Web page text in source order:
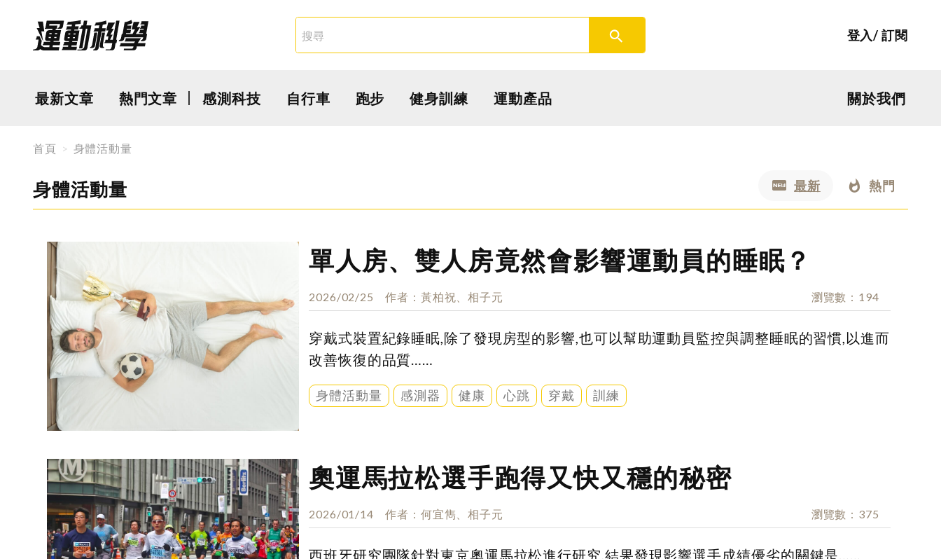
登入 訂閱
最新文章 熱門文章 感測科技 自行車 跑步 健身訓練 運動產品 關於我們
首頁 身體活動量
身體活動量 最新 熱門
單人房、雙人房竟然會影響運動員的睡眠？
2026/02/25 作者 黃柏祝、相子元 瀏覽數 194
穿戴式裝置紀錄睡眠,除了發現房型的影響,也可以幫助運動員監控與調整睡眠的習慣,以進而
改善恢復的品質……
身體活動量 感測器 健康 心跳 穿戴 訓練
奧運馬拉松選手跑得又快又穩的秘密
2026/01/14 作者 何宜雋、相子元 瀏覽數 375
西班牙研究團隊針對東京奧運馬拉松進行研究,結果發現影響選手成績優劣的關鍵是……
取消 確定